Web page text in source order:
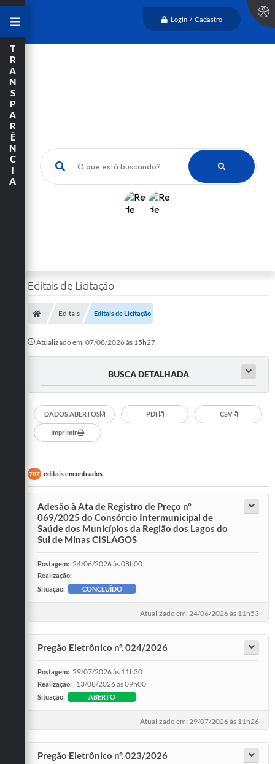
Login / Cadastro
O que está buscando?
T
R
A
N
S
P
A
R
Ê
N
C
I
A
Editais de Licitação
Editais Editais de Licitação
Atualizado em: 07/08/2026 às 15h27
BUSCA DETALHADA
DADOS ABERTOS PDF CSV
Imprimir
787 editais encontrados
Adesão à Ata de Registro de Preço nº
069/2025 do Consórcio Intermunicipal de
Saúde dos Municípios da Região dos Lagos do
Sul de Minas CISLAGOS
Postagem: 24/06/2026 às 08h00
Realização:
Situação:
CONCLUÍDO
Atualizado em: 24/06/2026 às 11h53
Pregão Eletrônico nº. 024/2026
Postagem: 29/07/2026 às 11h30
Realização: 13/08/2026 às 09h00
Situação: ABERTO
Atualizado em: 29/07/2026 às 11h26
Pregão Eletrônico n°. 023/2026